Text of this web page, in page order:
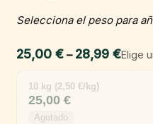
Selecciona el peso para
25,00 € – 28,99 €Price
Elige
10 kg (2,50 €/kg)
25,00 €
Agotado